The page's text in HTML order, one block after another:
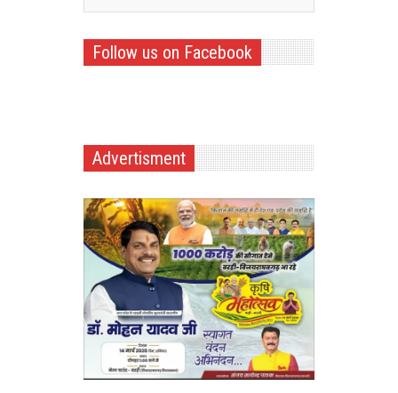
Follow us on Facebook
Advertisment